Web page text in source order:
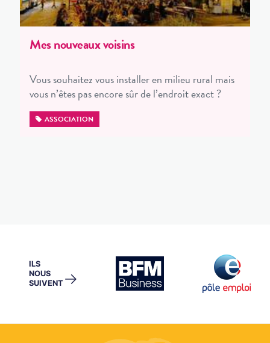
Mes nouveaux voisins
Vous souhaitez vous installer en milieu rural mais
vous n’êtes pas encore sûr de l’endroit exact ?
ASSOCIATION
ILS
NOUS
SUIVENT →